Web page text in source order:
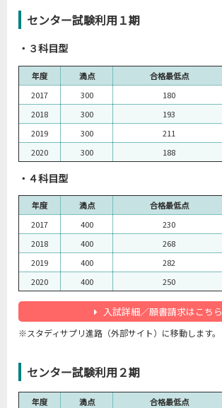
センター試験利用１期
・３科目型
年度 満点 合格最低点
2017
300 180
2018
300 193
2019
300 211
2020
300 188
・４科目型
年度 満点 合格最低点
2017
400 230
2018
400 268
2019
400 282
2020
400 250
入試詳細／願書請求はこちら
※スタディサプリ進路（外部サイト）に移動します。
センター試験利用２期
年度 満点 合格最低点